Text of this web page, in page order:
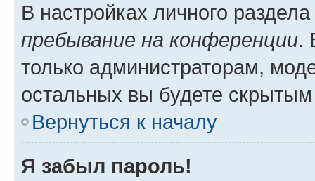
В настройках личного
пребывание на конференции.
только администраторам,
остальных вы будете
Вернуться к началу
Я забыл пароль!